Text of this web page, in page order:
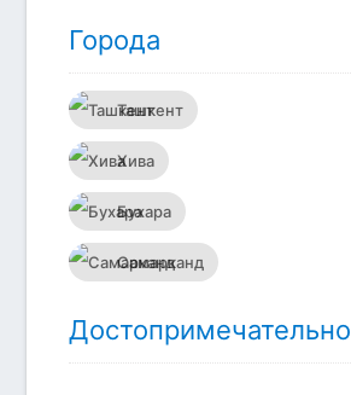
Города
Ташкент
Хива
Бухара
Самарканд